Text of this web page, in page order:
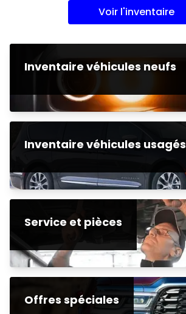
Voir l'inventaire
Inventaire véhicules neufs
Inventaire véhicules usagés
Service et pièces
Offres spéciales